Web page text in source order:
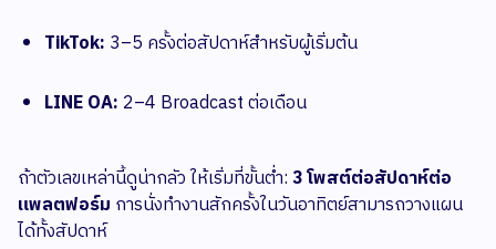
TikTok: 3–5 ครั้งต่อสัปดาห์สำหรับผู้เริ่มต้น
LINE OA: 2–4 Broadcast ต่อเดือน
ถ้าตัวเลขเหล่านี้ดูน่ากลัว ให้เริ่มที่ขั้นต่ำ:3 โพสต์ต่อสัปดาห์ต่อ
แพลตฟอร์ม การนั่งทำงานสักครั้งในวันอาทิตย์สามารถวางแผน
ได้ทั้งสัปดาห์